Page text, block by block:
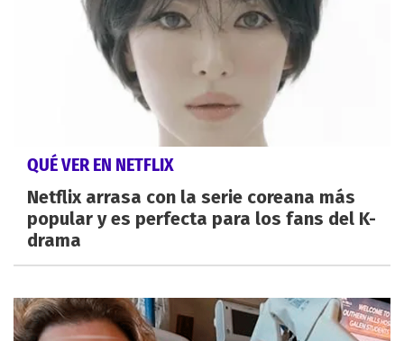
QUÉ VER EN NETFLIX
Netflix arrasa con la serie coreana más
popular y es perfecta para los fans del K-
drama